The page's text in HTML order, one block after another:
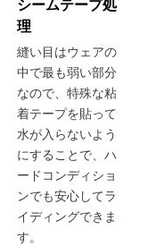
シームテープ処
理
縫い目はウェアの
中で最も弱い部分
なので、特殊な粘
着テープを貼って
水が入らないよう
にすることで、ハ
ードコンディショ
ンでも安心してラ
イディングできま
す。